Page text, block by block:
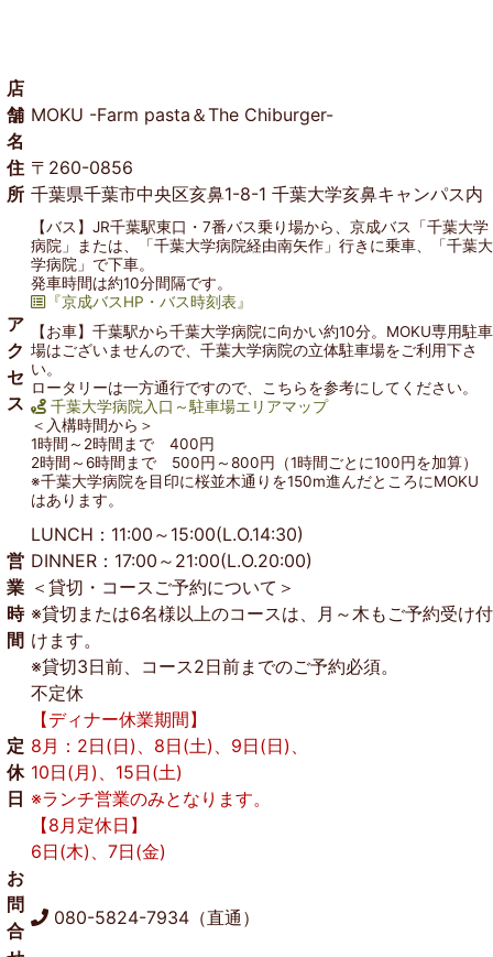
店
舗
名
MOKU -Farm pasta＆The Chiburger-
住
所
〒260-0856
千葉県千葉市中央区亥鼻1-8-1 千葉大学亥鼻キャンパス内
ア
ク
セ
ス
【バス】JR千葉駅東口・7番バス乗り場から、京成バス「千葉大学
病院」または、「千葉大学病院経由南矢作」行きに乗車、「千葉大
学病院」で下車。
発車時間は約10分間隔です。
『京成バスHP・バス時刻表』
【お車】千葉駅から千葉大学病院に向かい約10分。MOKU専用駐車
場はございませんので、千葉大学病院の立体駐車場をご利用下さ
い。
ロータリーは一方通行ですので、こちらを参考にしてください。
千葉大学病院入口～駐車場エリアマップ
＜入構時間から＞
1時間～2時間まで 400円
2時間～6時間まで 500円～800円（1時間ごとに100円を加算）
※千葉大学病院を目印に桜並木通りを150m進んだところにMOKU
はあります。
営
業
時
間
LUNCH：11:00～15:00(L.O.14:30)
DINNER：17:00～21:00(L.O.20:00)
＜貸切・コースご予約について＞
※貸切または6名様以上のコースは、月～木もご予約受け付
けます。
※貸切3日前、コース2日前までのご予約必須。
定
休
日
不定休
【ディナー休業期間】
8月：2日(日)、8日(土)、9日(日)、
10日(月)、15日(土)
※ランチ営業のみとなります。
【8月定休日】
6日(木)、7日(金)
お
問
合
080-5824-7934（直通）